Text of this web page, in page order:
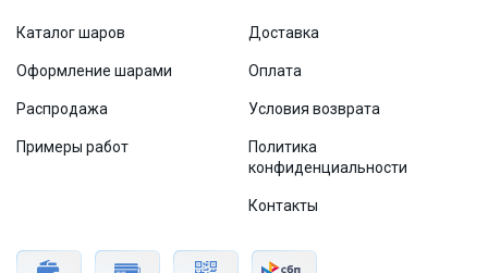
Каталог шаров
Оформление шарами
Распродажа
Примеры работ
Доставка
Оплата
Условия возврата
Политика
конфиденциальности
Контакты